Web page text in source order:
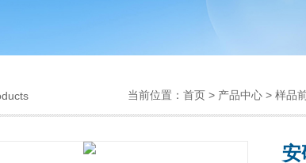
当前位置： 首页 > 产品中心 > 样品
安